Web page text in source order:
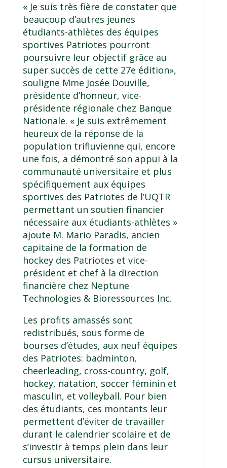
« Je suis très fière de constater que
beaucoup d’autres jeunes
étudiants-athlètes des équipes
sportives Patriotes pourront
poursuivre leur objectif grâce au
super succès de cette 27e édition»,
souligne Mme Josée Douville,
présidente d’honneur, vice-
présidente régionale chez Banque
Nationale. « Je suis extrêmement
heureux de la réponse de la
population trifluvienne qui, encore
une fois, a démontré son appui à la
communauté universitaire et plus
spécifiquement aux équipes
sportives des Patriotes de l’UQTR
permettant un soutien financier
nécessaire aux étudiants-athlètes »
ajoute M. Mario Paradis, ancien
capitaine de la formation de
hockey des Patriotes et vice-
président et chef à la direction
financière chez Neptune
Technologies & Bioressources Inc.
Les profits amassés sont
redistribués, sous forme de
bourses d’études, aux neuf équipes
des Patriotes: badminton,
cheerleading, cross-country, golf,
hockey, natation, soccer féminin et
masculin, et volleyball. Pour bien
des étudiants, ces montants leur
permettent d’éviter de travailler
durant le calendrier scolaire et de
s’investir à temps plein dans leur
cursus universitaire.